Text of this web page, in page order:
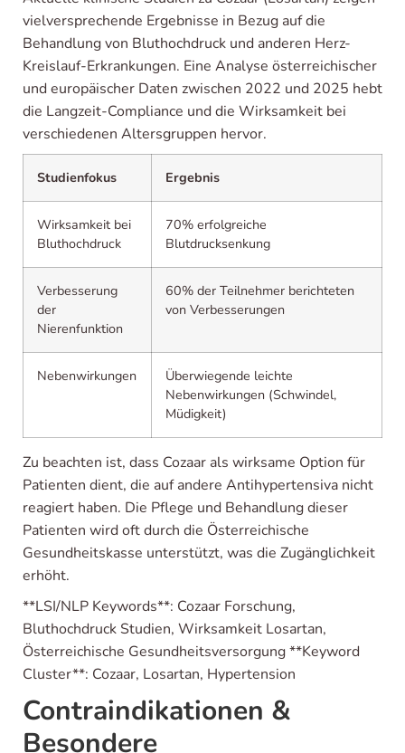
vielversprechende Ergebnisse in Bezug auf die
Behandlung von Bluthochdruck und anderen Herz-
Kreislauf-Erkrankungen. Eine Analyse österreichischer
und europäischer Daten zwischen 2022 und 2025 hebt
die Langzeit-Compliance und die Wirksamkeit bei
verschiedenen Altersgruppen hervor.
Studienfokus Ergebnis
Wirksamkeit bei
Bluthochdruck
70% erfolgreiche
Blutdrucksenkung
Verbesserung
der
Nierenfunktion
60% der Teilnehmer berichteten
von Verbesserungen
Nebenwirkungen
Überwiegende leichte
Nebenwirkungen (Schwindel,
Müdigkeit)
Zu beachten ist, dass Cozaar als wirksame Option für
Patienten dient, die auf andere Antihypertensiva nicht
reagiert haben. Die Pflege und Behandlung dieser
Patienten wird oft durch die Österreichische
Gesundheitskasse unterstützt, was die Zugänglichkeit
erhöht.
**LSI/NLP Keywords**: Cozaar Forschung,
Bluthochdruck Studien, Wirksamkeit Losartan,
Österreichische Gesundheitsversorgung **Keyword
Cluster**: Cozaar, Losartan, Hypertension
Contraindikationen &
Besondere